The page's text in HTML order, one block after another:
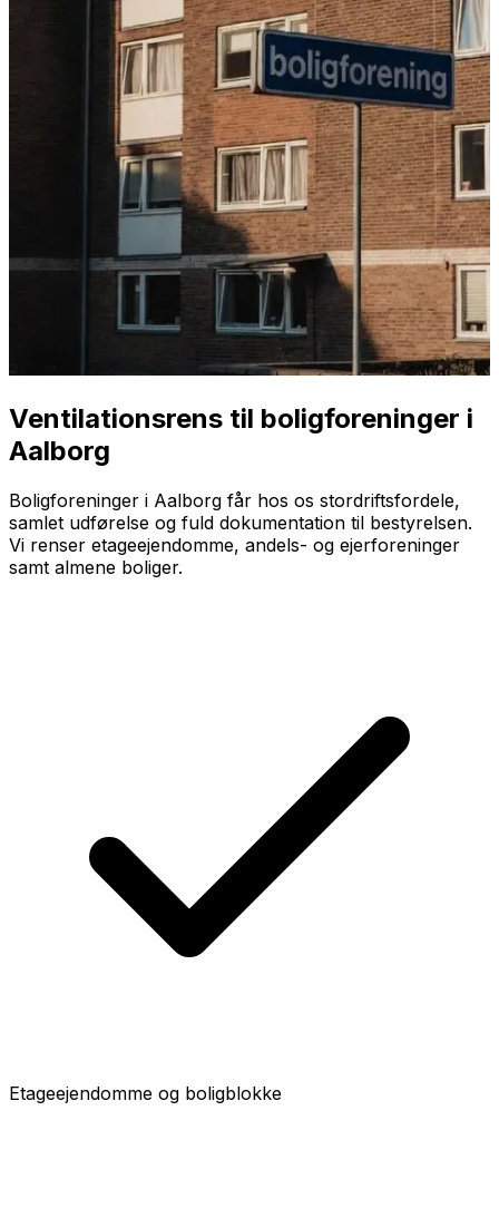
Ventilationsrens til boligforeninger i
Aalborg
Boligforeninger i Aalborg får hos os stordriftsfordele,
samlet udførelse og fuld dokumentation til bestyrelsen.
Vi renser etageejendomme, andels- og ejerforeninger
samt almene boliger.
Etageejendomme og boligblokke